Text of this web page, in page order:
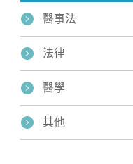
醫事法
法律
醫學
其他